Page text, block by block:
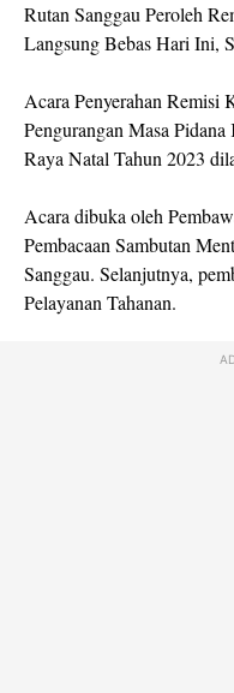
Rutan Sanggau Peroleh
Langsung Bebas Hari Ini,
Acara Penyerahan Remisi
Pengurangan Masa
Raya Natal Tahun 2023
Acara dibuka oleh
Pembacaan Sambutan
Sanggau. Selanjutnya,
Pelayanan Tahanan.